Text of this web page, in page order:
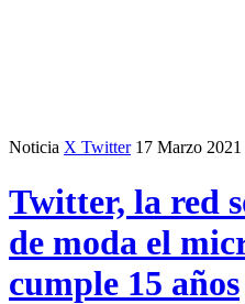
Noticia X Twitter 17 Marzo 2021
Twitter, la red
de moda el
cumple 15 años